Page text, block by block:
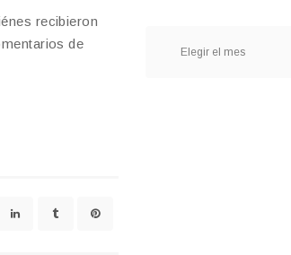
recibieron
de